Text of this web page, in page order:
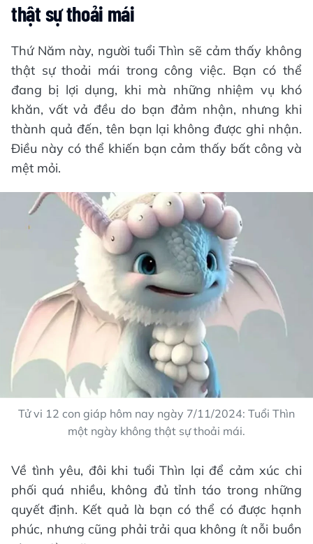
thật sự thoải mái
Thứ Năm này, người tuổi Thìn sẽ cảm thấy không
thật sự thoải mái trong công việc. Bạn có thể
đang bị lợi dụng, khi mà những nhiệm vụ khó
khăn, vất vả đều do bạn đảm nhận, nhưng khi
thành quả đến, tên bạn lại không được ghi nhận.
Điều này có thể khiến bạn cảm thấy bất công và
mệt mỏi.
Tử vi 12 con giáp hôm nay ngày 7/11/2024: Tuổi Thìn
một ngày không thật sự thoải mái.
Về tình yêu, đôi khi tuổi Thìn lại để cảm xúc chi
phối quá nhiều, không đủ tỉnh táo trong những
quyết định. Kết quả là bạn có thể có được hạnh
phúc, nhưng cũng phải trải qua không ít nỗi buồn